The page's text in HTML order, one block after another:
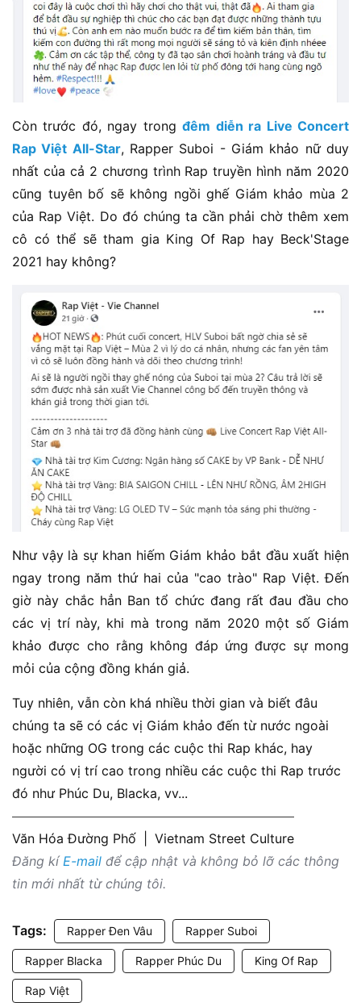
Còn trước đó, ngay trongđêm diễn ra Live Concert
Rap Việt All-Star, Rapper Suboi - Giám khảo nữ duy
nhất của cả 2 chương trình Rap truyền hình năm 2020
cũng tuyên bố sẽ không ngồi ghế Giám khảo mùa 2
của Rap Việt. Do đó chúng ta cần phải chờ thêm xem
cô có thể sẽ tham gia King Of Rap hay Beck'Stage
2021 hay không?
Như vậy là sự khan hiếm Giám khảo bắt đầu xuất hiện
ngay trong năm thứ hai của "cao trào" Rap Việt. Đến
giờ này chắc hẳn Ban tổ chức đang rất đau đầu cho
các vị trí này, khi mà trong năm 2020 một số Giám
khảo được cho rằng không đáp ứng được sự mong
mỏi của cộng đồng khán giả.
Tuy nhiên, vẫn còn khá nhiều thời gian và biết đâu
chúng ta sẽ có các vị Giám khảo đến từ nước ngoài
hoặc những OG trong các cuộc thi Rap khác, hay
người có vị trí cao trong nhiều các cuộc thi Rap trước
đó như Phúc Du, Blacka, vv...
Văn Hóa Đường Phố
Vietnam Street Culture
Đăng kí E-mail để cập nhật và không bỏ lỡ các thông
tin mới nhất từ chúng tôi.
Tags: Rapper Đen Vâu Rapper Suboi
Rapper Blacka Rapper Phúc Du King Of Rap
Rap Việt